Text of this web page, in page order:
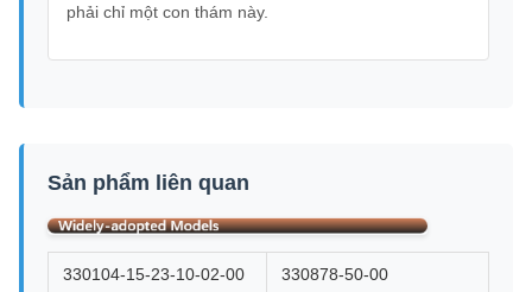
phải chỉ một con thám này.
Sản phẩm liên quan
330104-15-23-10-02-00 330878-50-00